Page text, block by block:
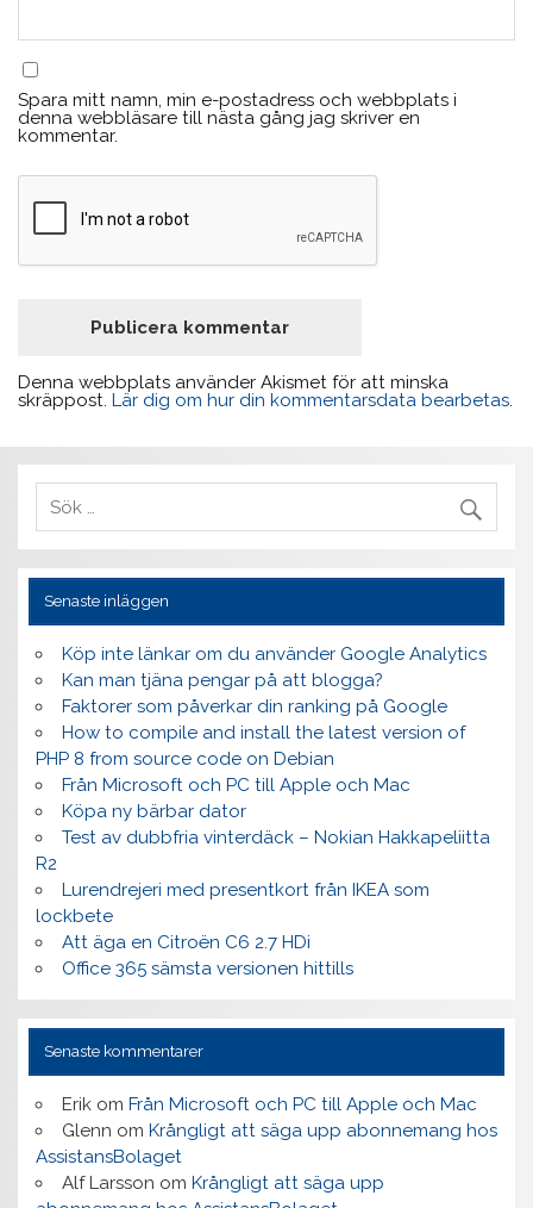
Spara mitt namn, min e-postadress och webbplats i
denna webbläsare till nästa gång jag skriver en
kommentar.
Denna webbplats använder Akismet för att minska
skräppost.Lär dig om hur din kommentarsdata bearbetas.
Senaste inläggen
Köp inte länkar om du använder Google Analytics
Kan man tjäna pengar på att blogga?
Faktorer som påverkar din ranking på Google
How to compile and install the latest version of
PHP 8 from source code on Debian
Från Microsoft och PC till Apple och Mac
Köpa ny bärbar dator
Test av dubbfria vinterdäck – Nokian Hakkapeliitta
R2
Lurendrejeri med presentkort från IKEA som
lockbete
Att äga en Citroën C6 2.7 HDi
Office 365 sämsta versionen hittills
Senaste kommentarer
Erikom Från Microsoft och PC till Apple och Mac
Glenn om Krångligt att säga upp abonnemang hos
AssistansBolaget
Alf Larsson om Krångligt att säga upp